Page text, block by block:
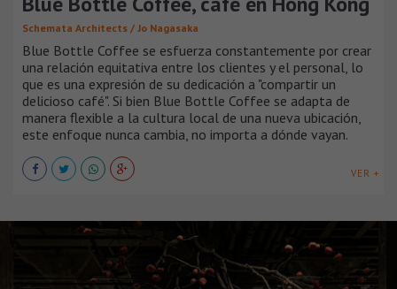
Schemata Architects / Jo Nagasaka
Blue Bottle Coffee se esfuerza constantemente por crear
una relación equitativa entre los clientes y el personal, lo
que es una expresión de su dedicación a "compartir un
delicioso café". Si bien Blue Bottle Coffee se adapta de
manera flexible a la cultura local de una nueva ubicación,
este enfoque nunca cambia, no importa a dónde vayan.
VER +